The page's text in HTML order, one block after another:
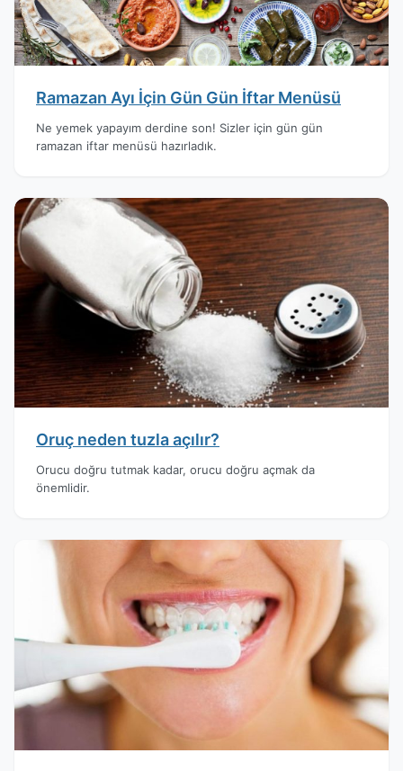
Ramazan Ayı İçin Gün Gün İftar Menüsü
Ne yemek yapayım derdine son! Sizler için gün gün
ramazan iftar menüsü hazırladık.
Oruç neden tuzla açılır?
Orucu doğru tutmak kadar, orucu doğru açmak da
önemlidir.